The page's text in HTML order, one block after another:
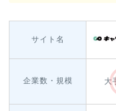
サイト名
企業数・規模 大